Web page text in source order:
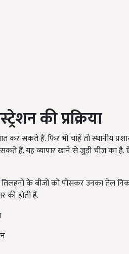
की प्रक्रिया
सकते हैं. फिर भी चाहें तो स्थानीय
हैं. यह व्यापार खाने से जुड़ी चीज़ का
के बीजों को पीसकर उनका तेल
की होती हैं.